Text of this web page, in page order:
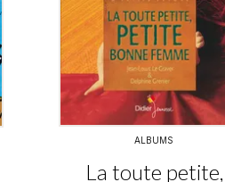
ALBUMS
La toute petite,